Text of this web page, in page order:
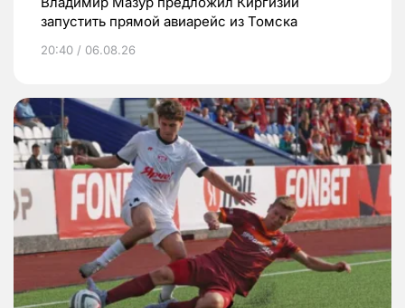
запустить прямой авиарейс из Томска
20:40 / 06.08.26